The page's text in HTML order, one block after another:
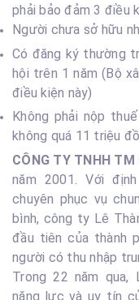
phải bảo đảm 3 điều
Người chưa sở hữu
Có đăng ký thường
hội trên 1 năm (Bộ
điều kiện này)
Không phải nộp
không quá 11 triệu
CÔNG TY TNHH
năm 2001. Với
chuyên phục vụ
bình, công ty Lê
đầu tiên của thành
người có thu nhập
Trong 22 năm
năng lực và uy tín